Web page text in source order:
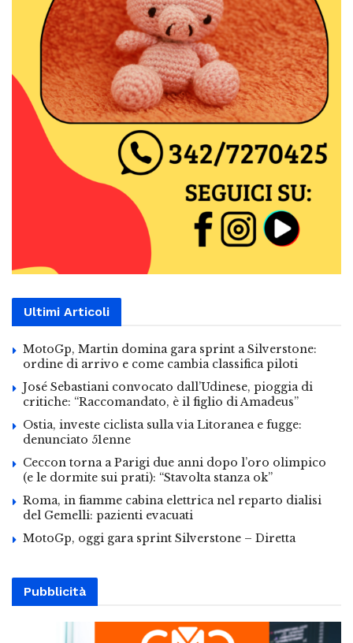
Ultimi Articoli
MotoGp, Martin domina gara sprint a Silverstone:
ordine di arrivo e come cambia classifica piloti
José Sebastiani convocato dall’Udinese, pioggia di
critiche: “Raccomandato, è il figlio di Amadeus”
Ostia, investe ciclista sulla via Litoranea e fugge:
denunciato 51enne
Ceccon torna a Parigi due anni dopo l’oro olimpico
(e le dormite sui prati): “Stavolta stanza ok”
Roma, in fiamme cabina elettrica nel reparto dialisi
del Gemelli: pazienti evacuati
MotoGp, oggi gara sprint Silverstone – Diretta
Pubblicità